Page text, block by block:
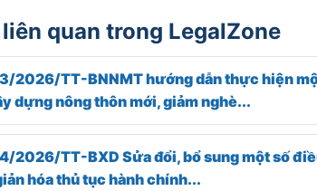
quan trong LegalZone
2026/TT-BNNMT hướng dẫn thực hiện
dựng nông thôn mới, giảm nghè...
2026/TT-BXD Sửa đổi, bổ sung một số
hóa thủ tục hành chính...